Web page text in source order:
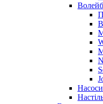
Насоси